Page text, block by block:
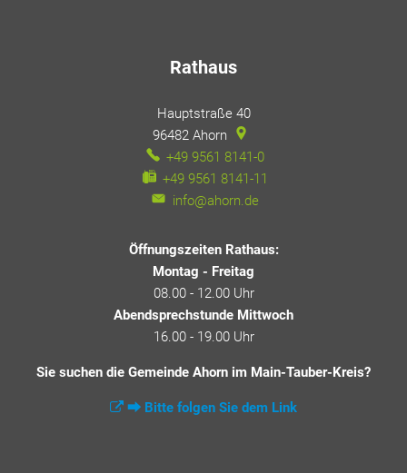
Rathaus
Hauptstraße 40
96482 Ahorn
+49 9561 8141-0
+49 9561 8141-11
info@ahorn.de
Öffnungszeiten Rathaus:
Montag - Freitag
08.00 - 12.00 Uhr
Abendsprechstunde Mittwoch
16.00 - 19.00 Uhr
Sie suchen die Gemeinde Ahorn im Main-Tauber-Kreis?
⮕ Bitte folgen Sie dem Link